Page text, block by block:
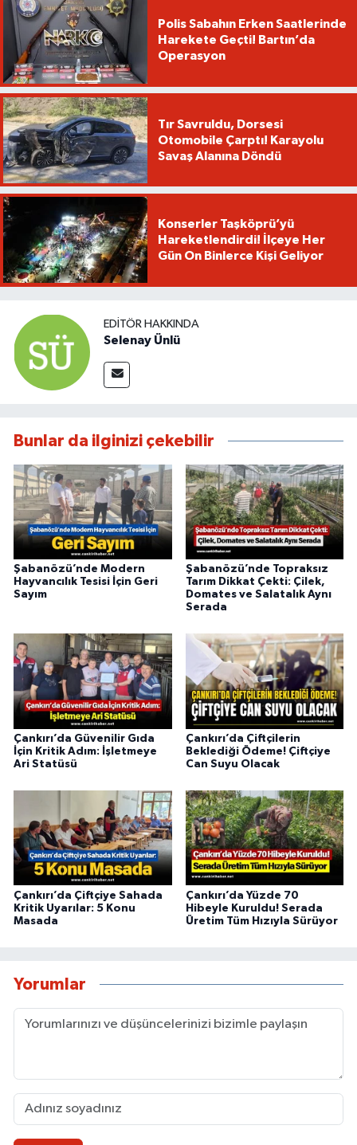
Polis Sabahın Erken Saatlerinde
Harekete Geçti! Bartın’da
Operasyon
Tır Savruldu, Dorsesi
Otomobile Çarptı! Karayolu
Savaş Alanına Döndü
Konserler Taşköprü’yü
Hareketlendirdi! İlçeye Her
Gün On Binlerce Kişi Geliyor
EDITÖR HAKKINDA
Selenay Ünlü
Bunlar da ilginizi çekebilir
Şabanözü’nde Modern
Hayvancılık Tesisi İçin Geri
Sayım
Şabanözü’nde Topraksız
Tarım Dikkat Çekti: Çilek,
Domates ve Salatalık Aynı
Serada
Çankırı’da Güvenilir Gıda
İçin Kritik Adım: İşletmeye
Ari Statüsü
Çankırı’da Çiftçilerin
Beklediği Ödeme! Çiftçiye
Can Suyu Olacak
Çankırı’da Çiftçiye Sahada
Kritik Uyarılar: 5 Konu
Masada
Çankırı’da Yüzde 70
Hibeyle Kuruldu! Serada
Üretim Tüm Hızıyla Sürüyor
Yorumlar